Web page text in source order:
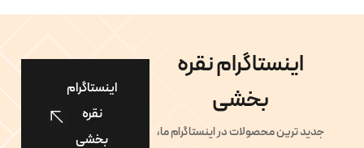
اینستاگرام نقره
بخشی
جدید ترین محصولات در اینستاگرام ما،
اینستاگرام
نقره
بخشی